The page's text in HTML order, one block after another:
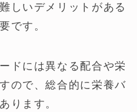
しいデメリットがある
です。
ドには異なる配合や栄
ので、総合的に栄養バ
ります。